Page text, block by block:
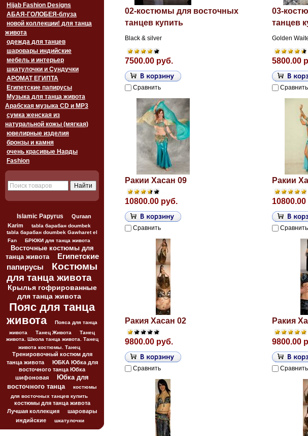
Hijab Fashion Designs
АБАЯ-ГОЛОБЕЯ-блуза
новой коллекции! для танца
живота
одежда для танцев
шаровары индийские
мебель и интерьер
шкатулочки и Сундучки
АРОМАТ ЕГИПТА
Египетские папирусы
Музыка для танца живота
Арабская музыка CD и MP3
сумка женская из
натуральной кожы (мягкая)
ювелирные изделия
бронзы и камня
очень красивые Нарды
Fashion
Islamic Papyrus
Quraan
Karim
tabla барабан doumbek
tabla барабан doumbek Gawharet el
Fan
БРЮКИ для танца живота
Восточные костюмы для
танца живота
Египетские
папирусы
Костюмы
для танца живота
Крылья гофрированные
для танца живота
Пояс для танца
живота
Пояса для танца
живота
Танец Живота
Танец
живота. Школа танца живота. Танец
живота костюмы. Танец
Тренировочный костюм для
танца живота
ЮБКА Юбка для
восточного танца Юбка
шифоновая
Юбка для
восточного танца
костюмы
для восточных танцев купить
костюмы для танца живота
Лучшая коллекция
шаровары
индийские
шкатулочки
02-костюмы для восточных
танцев купить
Black & silver
7500.00 руб.
Сравнить
03-
танцев
Golden
5800.00
Сравнить
Ракии Хасан 09
10800.00 руб.
Сравнить
Ракии
Сравнить
Ракия Хасан 02
9800.00 руб.
Сравнить
Ракия
9800.00
Сравнить